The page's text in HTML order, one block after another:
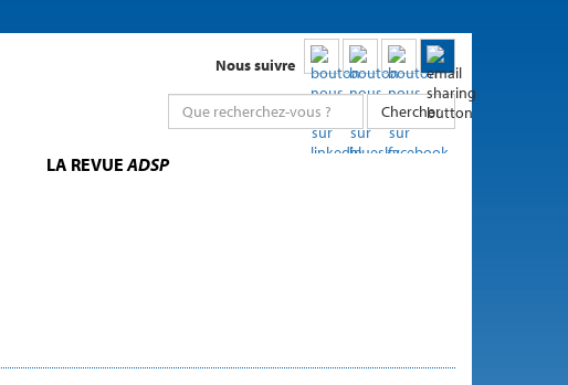
Nous suivre
Chercher
LA REVUEADSP